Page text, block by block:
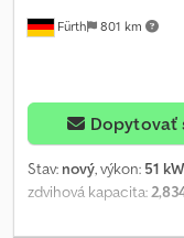
Fürth 801 km
Dopytovať
Stav: nový, výkon: 51
zdvihová kapacita: